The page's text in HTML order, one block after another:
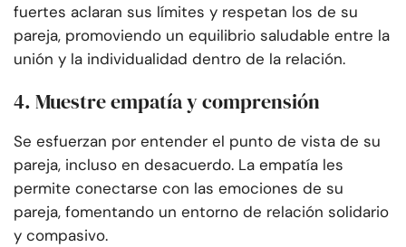
fuertes aclaran sus límites y respetan los de su
pareja, promoviendo un equilibrio saludable entre la
unión y la individualidad dentro de la relación.
4. Muestre empatía y comprensión
Se esfuerzan por entender el punto de vista de su
pareja, incluso en desacuerdo. La empatía les
permite conectarse con las emociones de su
pareja, fomentando un entorno de relación solidario
y compasivo.